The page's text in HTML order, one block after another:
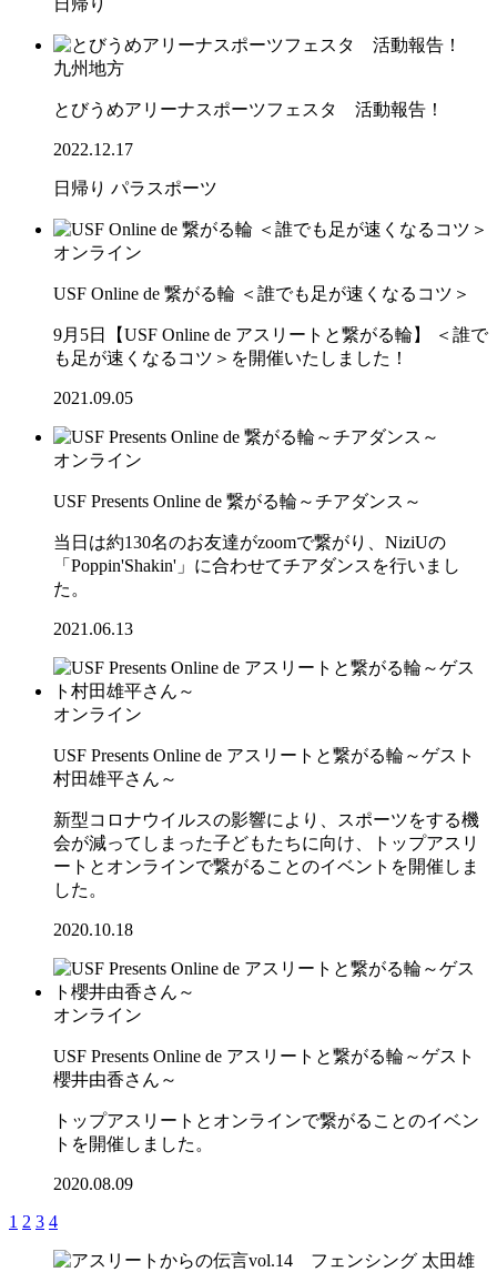
日帰り
九州地方
とびうめアリーナスポーツフェスタ 活動報告！
2022.12.17
日帰り パラスポーツ
オンライン
USF Online de 繋がる輪 ＜誰でも足が速くなるコツ＞
9月5日【USF Online de アスリートと繋がる輪】 ＜誰で
も足が速くなるコツ＞を開催いたしました！
2021.09.05
オンライン
USF Presents Online de 繋がる輪～チアダンス～
当日は約130名のお友達がzoomで繋がり、NiziUの
「Poppin'Shakin'」に合わせてチアダンスを行いまし
た。
2021.06.13
オンライン
USF Presents Online de アスリートと繋がる輪～ゲスト
村田雄平さん～
新型コロナウイルスの影響により、スポーツをする機
会が減ってしまった子どもたちに向け、トップアスリ
ートとオンラインで繋がることのイベントを開催しま
した。
2020.10.18
オンライン
USF Presents Online de アスリートと繋がる輪～ゲスト
櫻井由香さん～
トップアスリートとオンラインで繋がることのイベン
トを開催しました。
2020.08.09
1 2 3 4